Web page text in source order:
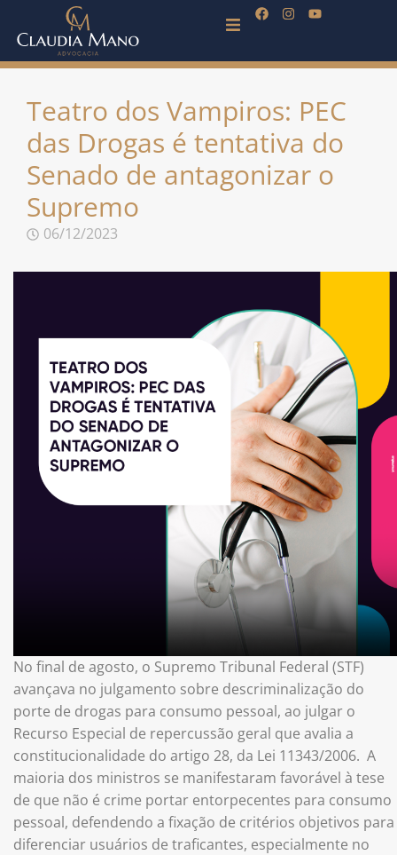
Teatro dos Vampiros: PEC
das Drogas é tentativa do
Senado de antagonizar o
Supremo
06/12/2023
No final de agosto, o Supremo Tribunal Federal (STF)
avançava no julgamento sobre descriminalização do
porte de drogas para consumo pessoal, ao julgar o
Recurso Especial de repercussão geral que avalia a
constitucionalidade do artigo 28, da Lei 11343/2006. A
maioria dos ministros se manifestaram favorável à tese
de que não é crime portar entorpecentes para consumo
pessoal, defendendo a fixação de critérios objetivos para
diferenciar usuários de traficantes, especialmente no